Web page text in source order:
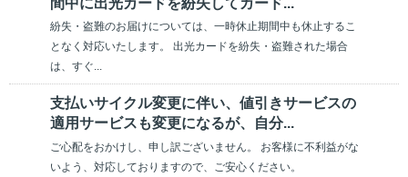
紛失・盗難のお届けについては、一時休止期間中も休止するこ
となく対応いたします。 出光カードを紛失・盗難された場合
は、すぐ...
支払いサイクル変更に伴い、値引きサービスの
適用サービスも変更になるが、自分...
ご心配をおかけし、申し訳ございません。 お客様に不利益がな
いよう、対応しておりますので、ご安心ください。